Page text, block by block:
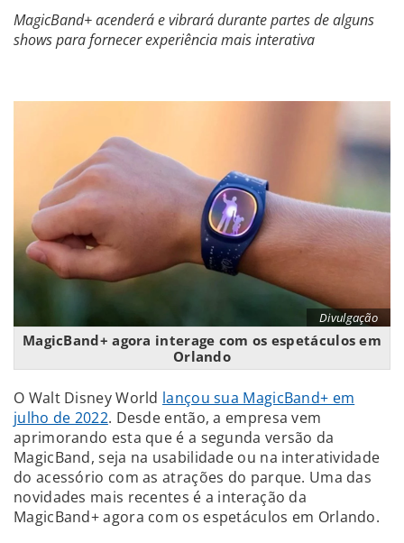
MagicBand+ acenderá e vibrará durante partes de alguns
shows para fornecer experiência mais interativa
Divulgação
MagicBand+ agora interage com os espetáculos em
Orlando
O Walt Disney World lançou sua MagicBand+ em
julho de 2022. Desde então, a empresa vem
aprimorando esta que é a segunda versão da
MagicBand, seja na usabilidade ou na interatividade
do acessório com as atrações do parque. Uma das
novidades mais recentes é a interação da
MagicBand+ agora com os espetáculos em Orlando.